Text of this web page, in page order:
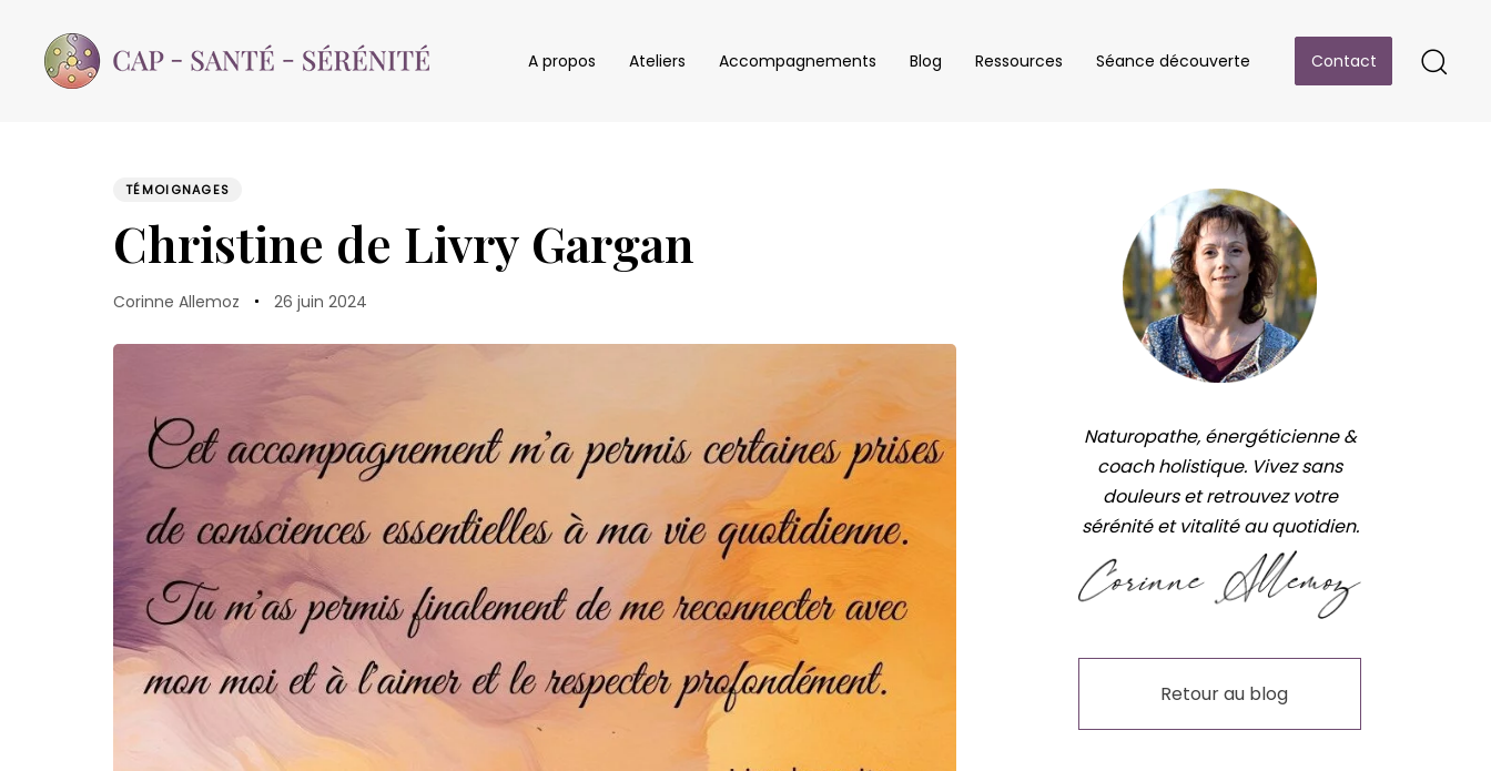
to
content
A propos Ateliers Accompagnements Blog Ressources Séance découverte Contact
PUBLISHED
TÉMOIGNAGES
Christine de Livry Gargan
Author
Corinne Allemoz
Published
on:
26 juin 2024
Naturopathe, énergéticienne &
coach holistique. Vivez sans
douleurs et retrouvez votre
sérénité et vitalité au quotidien.
Retour au blog